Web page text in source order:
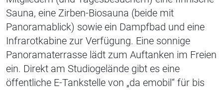
Sauna, eine Zirben-Biosauna (beide mit
Panoramablick) sowie ein Dampfbad und eine
Infrarotkabine zur Verfügung. Eine sonnige
Panoramaterrasse lädt zum Auftanken im Freien
ein. Direkt am Studiogelände gibt es eine
öffentliche E-Tankstelle von „da emobil“ für bis